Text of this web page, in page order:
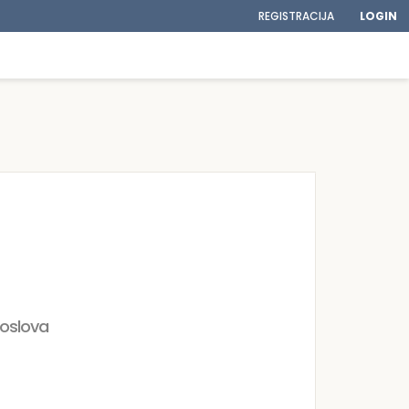
REGISTRACIJA LOGIN